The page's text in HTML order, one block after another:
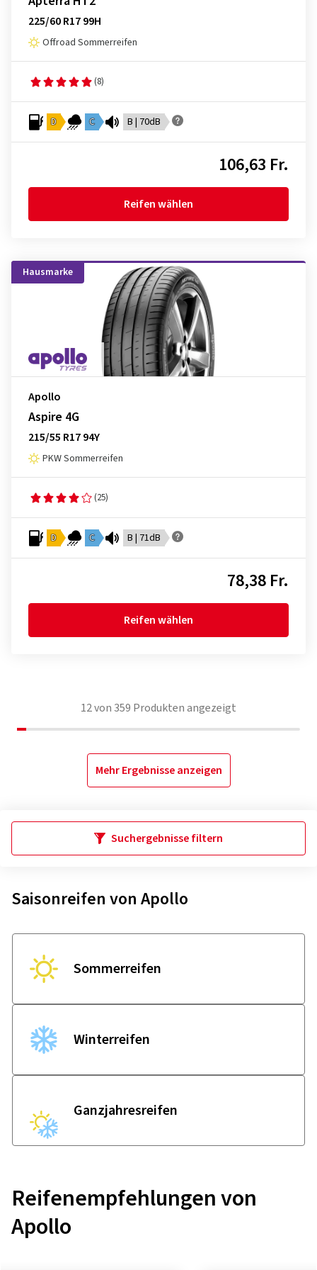
225/60 R17 99H
Offroad Sommerreifen
(8)
D C B | 70dB
106,63 Fr.
Reifen wählen
Hausmarke
Apollo
Aspire 4G
215/55 R17 94Y
PKW Sommerreifen
(25)
D C B | 71dB
78,38 Fr.
Reifen wählen
12von 359 Produkten angezeigt
Mehr Ergebnisse anzeigen
Suchergebnisse filtern
Saisonreifen von Apollo
Sommer­reifen
Winter­reifen
Ganzjahres­reifen
Reifenempfehlungen von
Apollo